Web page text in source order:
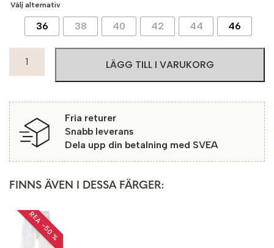
Välj alternativ
36 38 40 42 44 46
Linnebyxor
626
Royal
mängd
LÄGG TILL I VARUKORG
Fria returer
Snabb leverans
Dela upp din betalning med SVEA
FINNS ÄVEN I DESSA FÄRGER:
REA −50 %